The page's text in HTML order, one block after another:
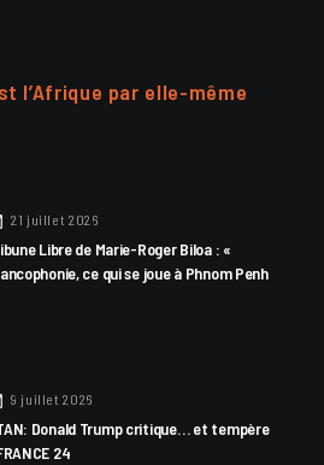
l’Afrique par elle-même
21 juillet 2026
Libre de Marie-Roger Biloa : «
ce qui se joue à Phnom Penh
9 juillet 2026
Donald Trump critique… et tempère
24